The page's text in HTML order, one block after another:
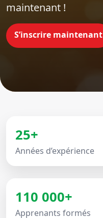
maintenant !
S’inscrire maintenant
25+
Années d’expérience
110 000+
Apprenants formés